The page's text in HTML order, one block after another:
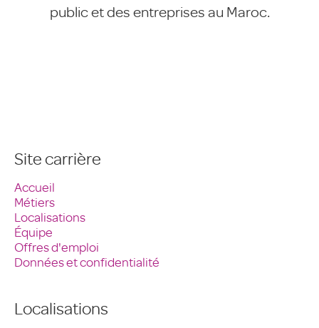
public et des entreprises au Maroc.
Site carrière
Accueil
Métiers
Localisations
Équipe
Offres d'emploi
Données et confidentialité
Localisations